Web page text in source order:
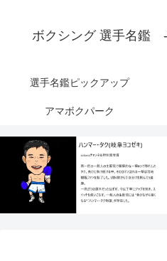
ボクシング 選手名鑑
選手名鑑ピックアップ
アマボクパーク